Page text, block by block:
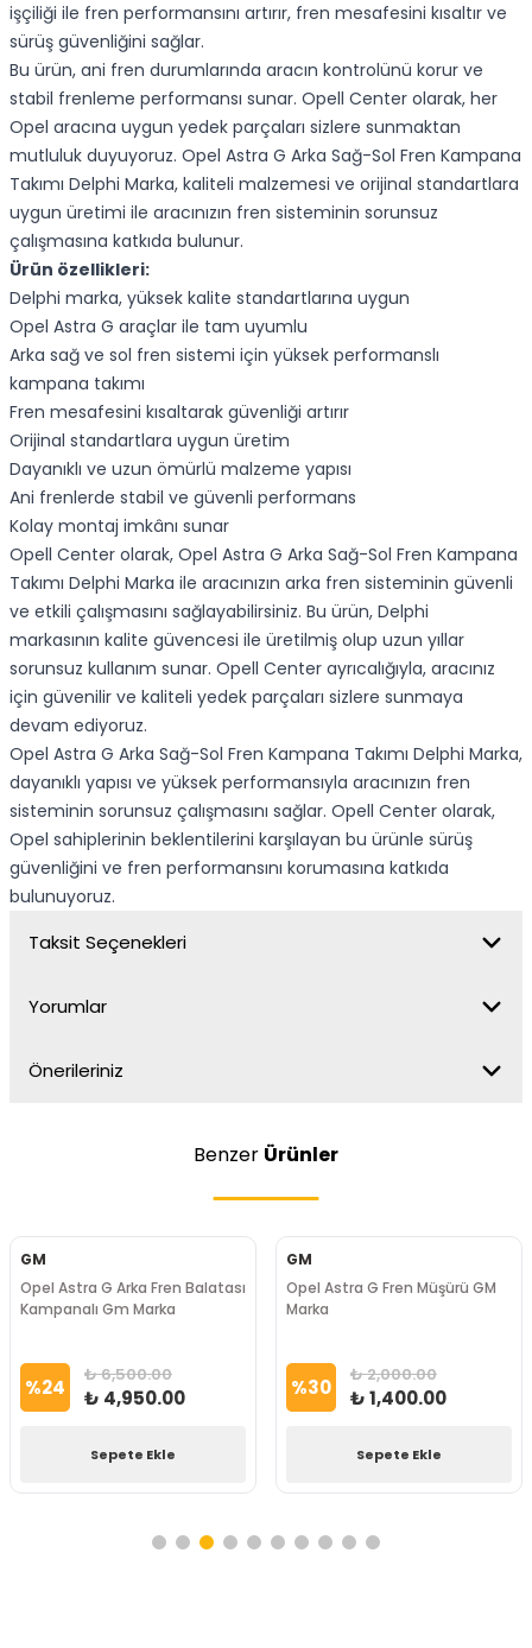
işçiliği ile fren performansını artırır, fren mesafesini kısaltır ve
sürüş güvenliğini sağlar.
Bu ürün, ani fren durumlarında aracın kontrolünü korur ve
stabil frenleme performansı sunar. Opell Center olarak, her
Opel aracına uygun yedek parçaları sizlere sunmaktan
mutluluk duyuyoruz. Opel Astra G Arka Sağ-Sol Fren Kampana
Takımı Delphi Marka, kaliteli malzemesi ve orijinal standartlara
uygun üretimi ile aracınızın fren sisteminin sorunsuz
çalışmasına katkıda bulunur.
Ürün özellikleri:
Delphi marka, yüksek kalite standartlarına uygun
Opel Astra G araçlar ile tam uyumlu
Arka sağ ve sol fren sistemi için yüksek performanslı
kampana takımı
Fren mesafesini kısaltarak güvenliği artırır
Orijinal standartlara uygun üretim
Dayanıklı ve uzun ömürlü malzeme yapısı
Ani frenlerde stabil ve güvenli performans
Kolay montaj imkânı sunar
Opell Center olarak, Opel Astra G Arka Sağ-Sol Fren Kampana
Takımı Delphi Marka ile aracınızın arka fren sisteminin güvenli
ve etkili çalışmasını sağlayabilirsiniz. Bu ürün, Delphi
markasının kalite güvencesi ile üretilmiş olup uzun yıllar
sorunsuz kullanım sunar. Opell Center ayrıcalığıyla, aracınız
için güvenilir ve kaliteli yedek parçaları sizlere sunmaya
devam ediyoruz.
Opel Astra G Arka Sağ-Sol Fren Kampana Takımı Delphi Marka,
dayanıklı yapısı ve yüksek performansıyla aracınızın fren
sisteminin sorunsuz çalışmasını sağlar. Opell Center olarak,
Opel sahiplerinin beklentilerini karşılayan bu ürünle sürüş
güvenliğini ve fren performansını korumasına katkıda
bulunuyoruz.
Taksit Seçenekleri
Yorumlar
Önerileriniz
Benzer Ürünler
GM
Opel Astra G Arka Fren Balatası
Kampanalı Gm Marka
%24 ₺ 6,500.00
₺ 4,950.00
Sepete Ekle
GM
Opel Astra G Fren Müşürü GM
Marka
%30 ₺ 2,000.00
₺ 1,400.00
Sepete Ekle